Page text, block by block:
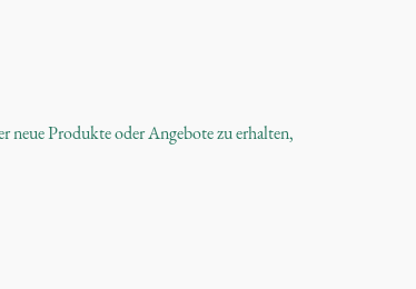
neue Produkte oder Angebote zu erhalten,